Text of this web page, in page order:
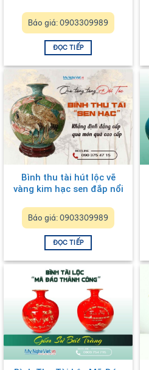
đế) MNV-HBT22P
Báo giá: 0903309989
ĐỌC TIẾP
Bình thu tài hút lộc vẽ
vàng kim hạc sen đắp nổi
Báo giá: 0903309989
ĐỌC TIẾP